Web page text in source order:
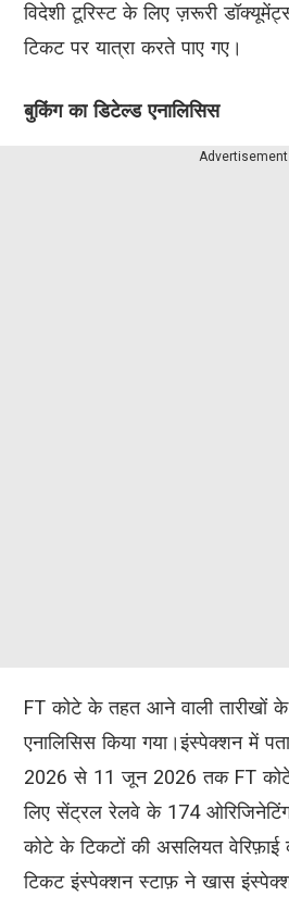
विदेशी टूरिस्ट के लिए ज़रूरी
टिकट पर यात्रा करते पाए गए।
बुकिंग का डिटेल्ड एनालिसिस
Advertisement
FT कोटे के तहत आने वाली तारीखों
एनालिसिस किया गया।इंस्पेक्शन में
2026 से 11 जून 2026 तक FT
लिए सेंट्रल रेलवे के 174
कोटे के टिकटों की असलियत
टिकट इंस्पेक्शन स्टाफ़ ने खास